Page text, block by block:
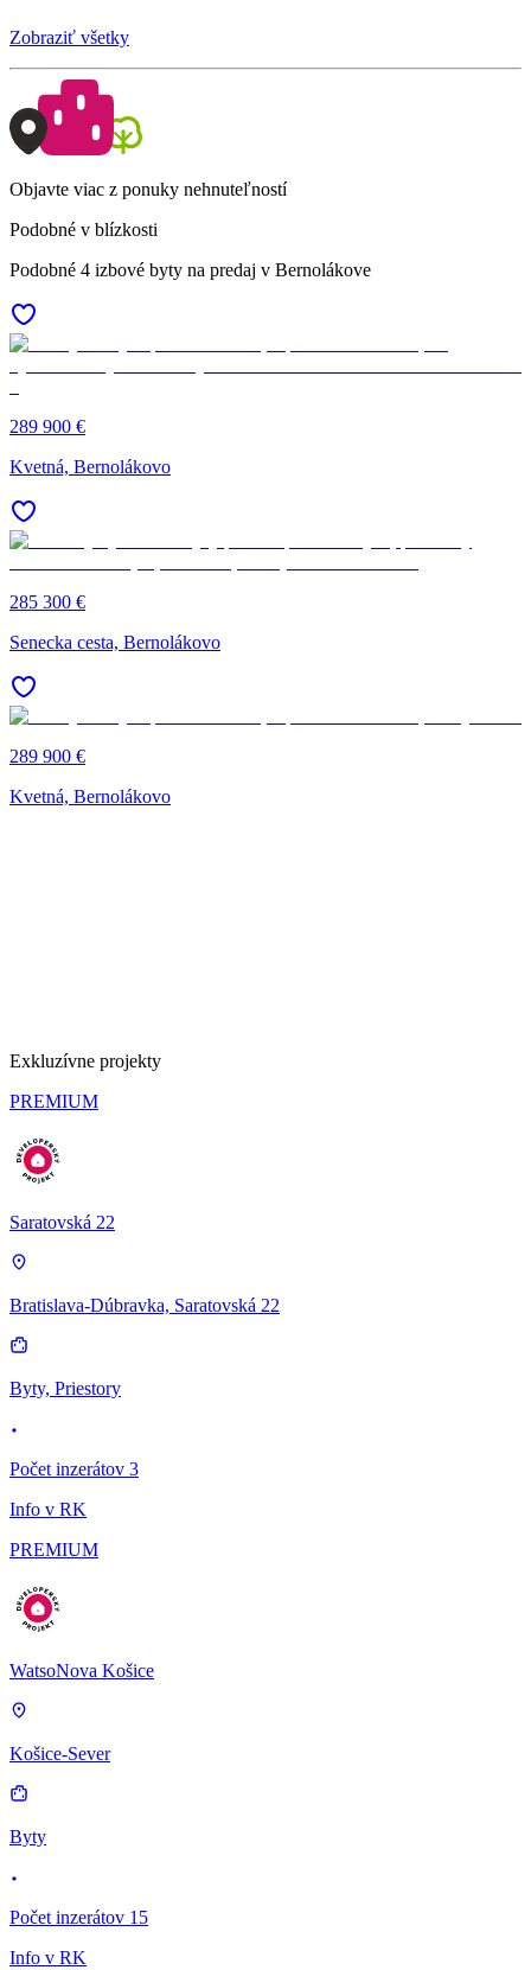
Zobraziť všetky
Objavte viac z ponuky nehnuteľností
Podobné v blízkosti
Podobné 4 izbové byty na predaj v Bernolákove
289 900 €
Kvetná, Bernolákovo
285 300 €
Senecka cesta, Bernolákovo
289 900 €
Kvetná, Bernolákovo
Exkluzívne projekty
PREMIUM
Saratovská 22
Bratislava-Dúbravka, Saratovská 22
Byty, Priestory
Počet inzerátov 3
Info v RK
PREMIUM
WatsoNova Košice
Košice-Sever
Byty
Počet inzerátov 15
Info v RK